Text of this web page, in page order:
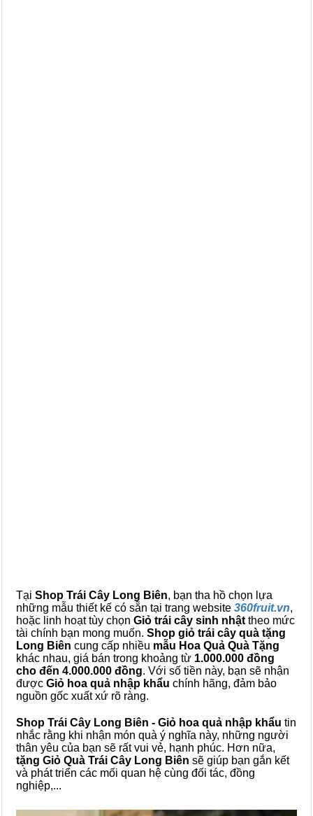
Tại Shop Trái Cây Long Biên, bạn tha hồ chọn lựa
những mẫu thiết kế có sẵn tại trang website 360fruit.vn,
hoặc linh hoạt tùy chọn Giỏ trái cây sinh nhật theo mức
tài chính bạn mong muốn. Shop giỏ trái cây quà tặng
Long Biên cung cấp nhiều mẫu Hoa Quả Quà Tặng
khác nhau, giá bán trong khoảng từ 1.000.000 đồng
cho đến 4.000.000 đồng. Với số tiền này, bạn sẽ nhận
được Giỏ hoa quả nhập khẩu chính hãng, đảm bảo
nguồn gốc xuất xứ rõ ràng.
Shop Trái Cây Long Biên - Giỏ hoa quả nhập khẩu tin
nhắc rằng khi nhận món quà ý nghĩa này, những người
thân yêu của bạn sẽ rất vui vẻ, hạnh phúc. Hơn nữa,
tặng Giỏ Quà Trái Cây Long Biên sẽ giúp bạn gắn kết
và phát triển các mối quan hệ cùng đối tác, đồng
nghiệp,...